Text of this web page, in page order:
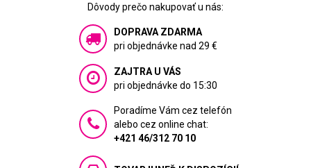
Dôvody prečo nakupovať u nás:
DOPRAVA ZDARMA
pri objednávke nad 29 €
ZAJTRA U VÁS
pri objednávke do 15:30
Poradíme Vám cez telefón
alebo cez online chat:
+421 46/312 70 10